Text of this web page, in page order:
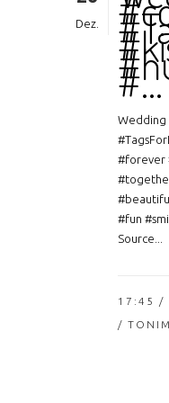
Dez.
#…
Wedding
#forever
#fun
Source...
17:45 /
/